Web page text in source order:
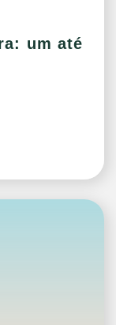
um até